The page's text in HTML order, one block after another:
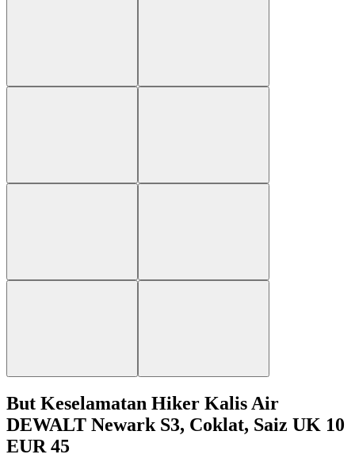
But Keselamatan Hiker Kalis Air
DEWALT Newark S3, Coklat, Saiz UK 10
EUR 45